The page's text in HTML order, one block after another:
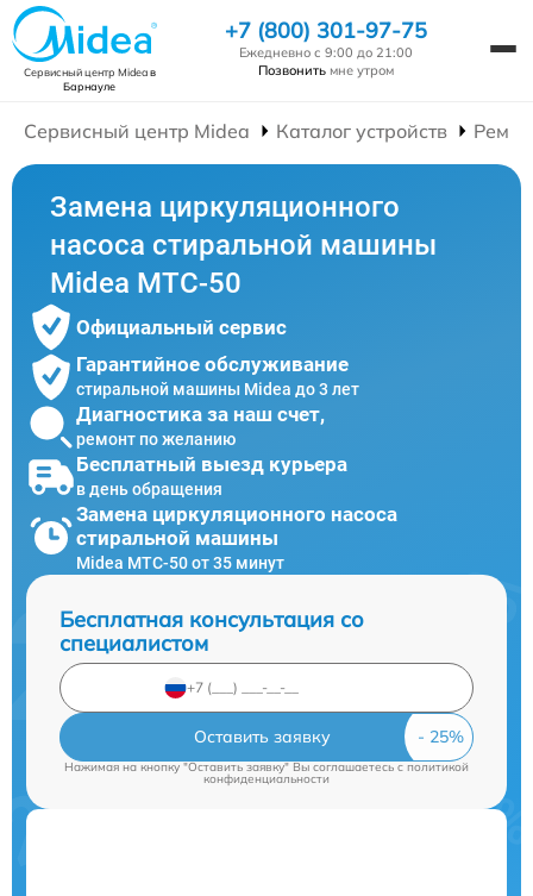
Сервисный центр Mideaв
Барнауле
+7 (800) 301-97-75
Ежедневно с 9:00 до 21:00
Позвонить мне утром
Сервисный центр Midea Каталог устройств
Замена циркуляционного
насоса стиральной машины
Midea MTC-50
Официальный сервис
Гарантийное обслуживание
стиральной машины Midea до 3 лет
Диагностика за наш счет,
ремонт по желанию
Бесплатный выезд курьера
в день обращения
Замена циркуляционного насоса
стиральной машины
Midea MTC-50 от 35 минут
Бесплатная консультация со
специалистом
Оставить заявку
Нажимая на кнопку "Оставить заявку" Вы соглашаетесь cполитикой
конфиденциальности